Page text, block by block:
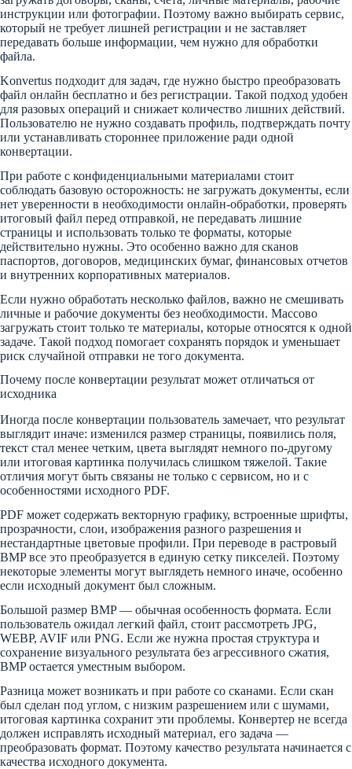
инструкции или фотографии. Поэтому важно выбирать сервис,
который не требует лишней регистрации и не заставляет
передавать больше информации, чем нужно для обработки
файла.
Konvertus подходит для задач, где нужно быстро преобразовать
файл онлайн бесплатно и без регистрации. Такой подход удобен
для разовых операций и снижает количество лишних действий.
Пользователю не нужно создавать профиль, подтверждать почту
или устанавливать стороннее приложение ради одной
конвертации.
При работе с конфиденциальными материалами стоит
соблюдать базовую осторожность: не загружать документы, если
нет уверенности в необходимости онлайн-обработки, проверять
итоговый файл перед отправкой, не передавать лишние
страницы и использовать только те форматы, которые
действительно нужны. Это особенно важно для сканов
паспортов, договоров, медицинских бумаг, финансовых отчетов
и внутренних корпоративных материалов.
Если нужно обработать несколько файлов, важно не смешивать
личные и рабочие документы без необходимости. Массово
загружать стоит только те материалы, которые относятся к одной
задаче. Такой подход помогает сохранять порядок и уменьшает
риск случайной отправки не того документа.
Почему после конвертации результат может отличаться от
исходника
Иногда после конвертации пользователь замечает, что результат
выглядит иначе: изменился размер страницы, появились поля,
текст стал менее четким, цвета выглядят немного по-другому
или итоговая картинка получилась слишком тяжелой. Такие
отличия могут быть связаны не только с сервисом, но и с
особенностями исходного PDF.
PDF может содержать векторную графику, встроенные шрифты,
прозрачности, слои, изображения разного разрешения и
нестандартные цветовые профили. При переводе в растровый
BMP все это преобразуется в единую сетку пикселей. Поэтому
некоторые элементы могут выглядеть немного иначе, особенно
если исходный документ был сложным.
Большой размер BMP — обычная особенность формата. Если
пользователь ожидал легкий файл, стоит рассмотреть JPG,
WEBP, AVIF или PNG. Если же нужна простая структура и
сохранение визуального результата без агрессивного сжатия,
BMP остается уместным выбором.
Разница может возникать и при работе со сканами. Если скан
был сделан под углом, с низким разрешением или с шумами,
итоговая картинка сохранит эти проблемы. Конвертер не всегда
должен исправлять исходный материал, его задача —
преобразовать формат. Поэтому качество результата начинается с
качества исходного документа.